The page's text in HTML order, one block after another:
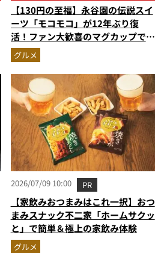
【130円の至福】永谷園の伝説スイ
ーツ「モコモコ」が12年ぶり復
活！ファン大歓喜のマグカップで作
る絶品ケーキを食べたらやっぱり最
高にウマかった
グルメ
2026/07/09 10:00 PR
【家飲みおつまみはこれ一択】おつ
まみスナック不二家「ホームサクッ
と」で簡単＆極上の家飲み体験
グルメ